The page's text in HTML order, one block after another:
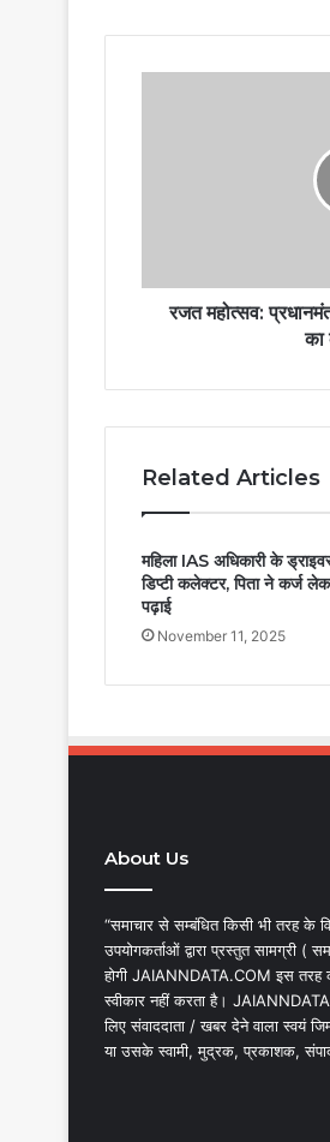
रजत महोत्सव:
का
Related Articles
महिला IAS अधिकारी के
डिप्टी कलेक्टर, पिता ने कर्ज
पढ़ाई
November 11, 2025
About Us
“समाचार से सम्बंधित किसी भी तरह के
उपयोगकर्ताओं द्वारा प्रस्तुत सामग्री (
होगी JAIANNDATA.COM इस तरह
स्वीकार नहीं करता है।
लिए संवाददाता / खबर देने वाला स्वयं
या उसके स्वामी, मुद्रक, प्रकाशक,